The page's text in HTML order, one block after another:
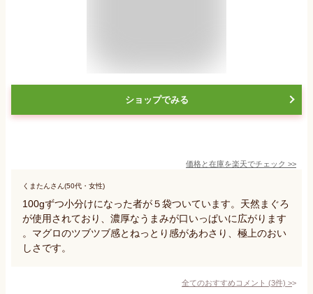
ショップでみる
価格と在庫を楽天でチェック >>
くまたんさん(50代・女性)
100gずつ小分けになった者が５袋ついています。天然まぐろ
が使用されており、濃厚なうまみが口いっぱいに広がります
。マグロのツブツブ感とねっとり感があわさり、極上のおい
しさです。
全てのおすすめコメント (3件) >